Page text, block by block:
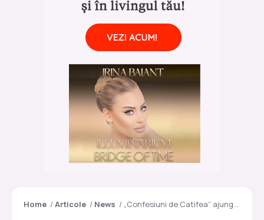
Home / Articole / News / „Confesiuni de Catifea” ajunge la Iași – o conferință despre ceea ce nu se vede într-o femeie